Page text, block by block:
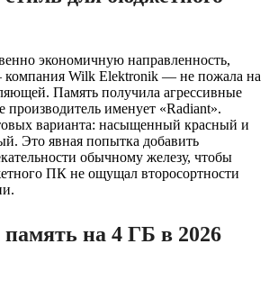
экономичную направленность,
компания Wilk Elektronik — не пожала на
Память получила агрессивные
производитель именует «Radiant».
варианта: насыщенный красный и
Это явная попытка добавить
обычному железу, чтобы
ПК не ощущал второсортности
на 4 ГБ в 2026